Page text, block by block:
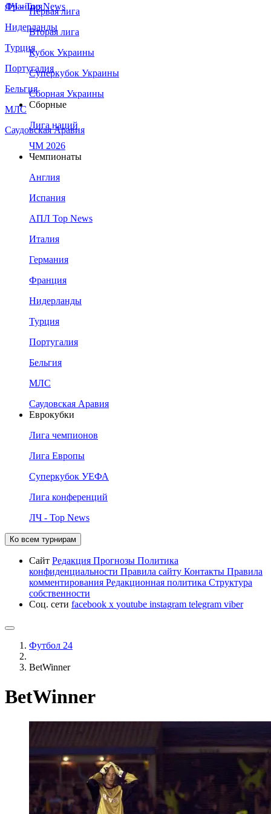
Франция
Нидерланды
Турция
Португалия
Бельгия
МЛС
Саудовская Аравия
ЛЧ - Top News
Первая лига
Вторая лига
Кубок Украины
Суперкубок Украины
Сборная Украины
Сборные
Лига наций
ЧМ 2026
Чемпионаты
Англия
Испания
АПЛ Top News
Италия
Германия
Франция
Нидерланды
Турция
Португалия
Бельгия
МЛС
Саудовская Аравия
Еврокубки
Лига чемпионов
Лига Европы
Суперкубок УЕФА
Лига конференций
ЛЧ - Top News
Ко всем турнирам
Сайт Редакция Прогнозы Политика
конфиденциальности Правила сайту Контакты Правила
комментирования Редакционная политика Структура
собственности
Соц. сети facebook x youtube instagram telegram viber
Футбол 24
BetWinner
BetWinner